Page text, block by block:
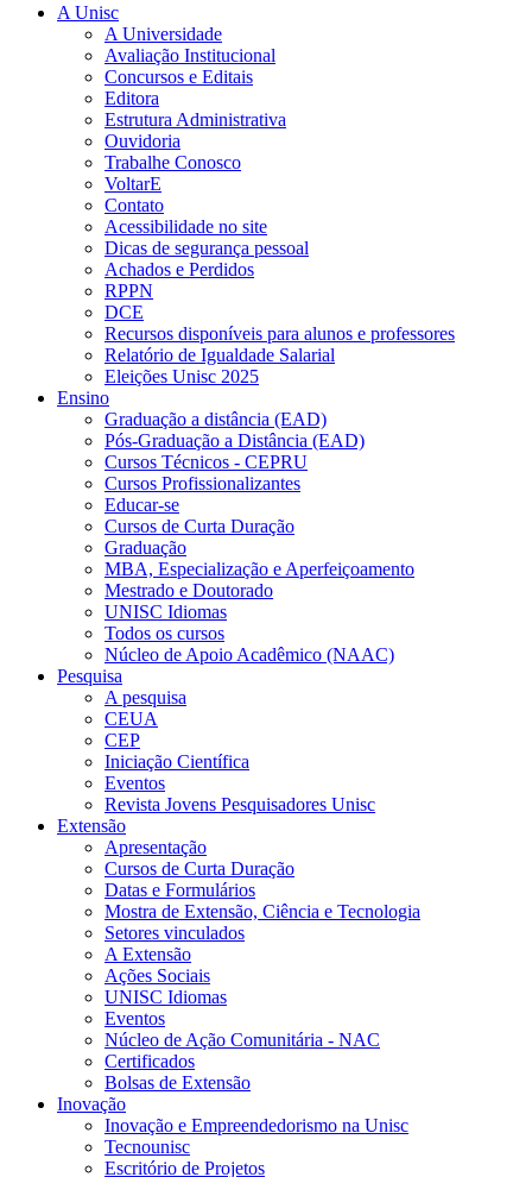
A Unisc
A Universidade
Avaliação Institucional
Concursos e Editais
Editora
Estrutura Administrativa
Ouvidoria
Trabalhe Conosco
VoltarE
Contato
Acessibilidade no site
Dicas de segurança pessoal
Achados e Perdidos
RPPN
DCE
Recursos disponíveis para alunos e professores
Relatório de Igualdade Salarial
Eleições Unisc 2025
Ensino
Graduação a distância (EAD)
Pós-Graduação a Distância (EAD)
Cursos Técnicos - CEPRU
Cursos Profissionalizantes
Educar-se
Cursos de Curta Duração
Graduação
MBA, Especialização e Aperfeiçoamento
Mestrado e Doutorado
UNISC Idiomas
Todos os cursos
Núcleo de Apoio Acadêmico (NAAC)
Pesquisa
A pesquisa
CEUA
CEP
Iniciação Científica
Eventos
Revista Jovens Pesquisadores Unisc
Extensão
Apresentação
Cursos de Curta Duração
Datas e Formulários
Mostra de Extensão, Ciência e Tecnologia
Setores vinculados
A Extensão
Ações Sociais
UNISC Idiomas
Eventos
Núcleo de Ação Comunitária - NAC
Certificados
Bolsas de Extensão
Inovação
Inovação e Empreendedorismo na Unisc
Tecnounisc
Escritório de Projetos